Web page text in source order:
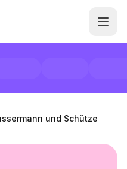
und Schütze